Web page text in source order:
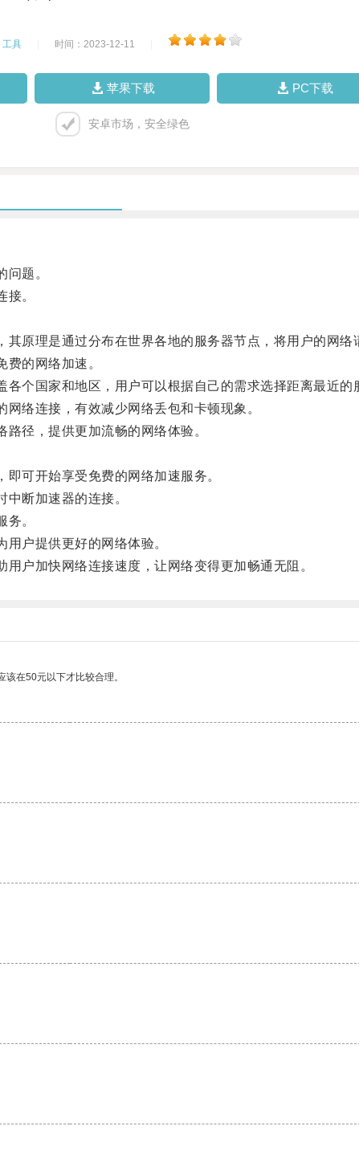
工具 时间：2023-12-11
苹果下载 PC下载
安卓市场，安全绿色
题。
。
理是通过分布在世界各地的服务器节点，将用户的网络
的网络加速。
国家和地区，用户可以根据自己的需求选择距离最近的
络连接，有效减少网络丢包和卡顿现象。
径，提供更加流畅的网络体验。
可开始享受免费的网络加速服务。
断加速器的连接。
。
户提供更好的网络体验。
户加快网络连接速度，让网络变得更加畅通无阻。
在50元以下才比较合理。